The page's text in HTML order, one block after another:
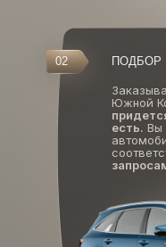
ПОДБОР
Южной
есть. Вы
02